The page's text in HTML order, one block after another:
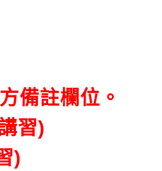
備註欄位。
習)
)